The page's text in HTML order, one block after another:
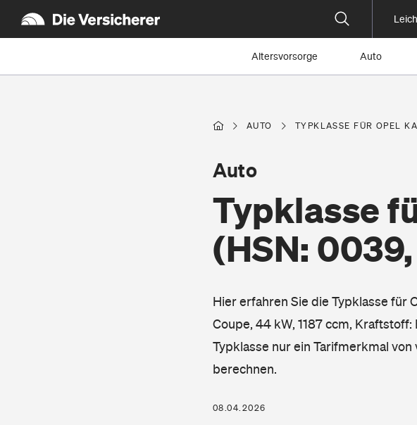
Altersvorsorge Auto
AUTO TYPKLASSE FÜR OPEL
Typklasse
(HSN:
Auto
Hier erfahren Sie die Typklasse für
Coupe, 44 kW, 1187 ccm,
Typklasse nur ein Tarifmerkmal
berechnen.
08.04.2026